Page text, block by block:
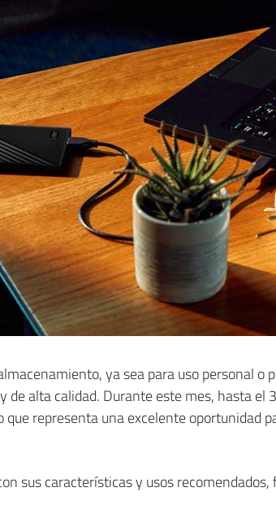
ya sea para uso personal o
de alta calidad. Durante este mes, hasta el
representa una excelente oportunidad
sus características y usos